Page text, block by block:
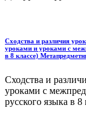
Сходства и различия
уроками и уроками с
в 8 классе)
Сходства и
уроками с
русского языка в 8